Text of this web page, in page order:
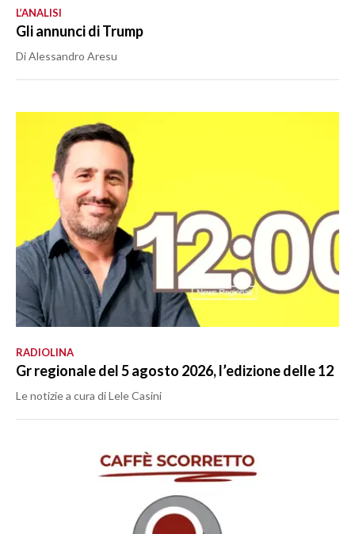
L’ANALISI
Gli annunci di Trump
Di Alessandro Aresu
RADIOLINA
Gr regionale del 5 agosto 2026, l’edizione delle 12
Le notizie a cura di Lele Casini